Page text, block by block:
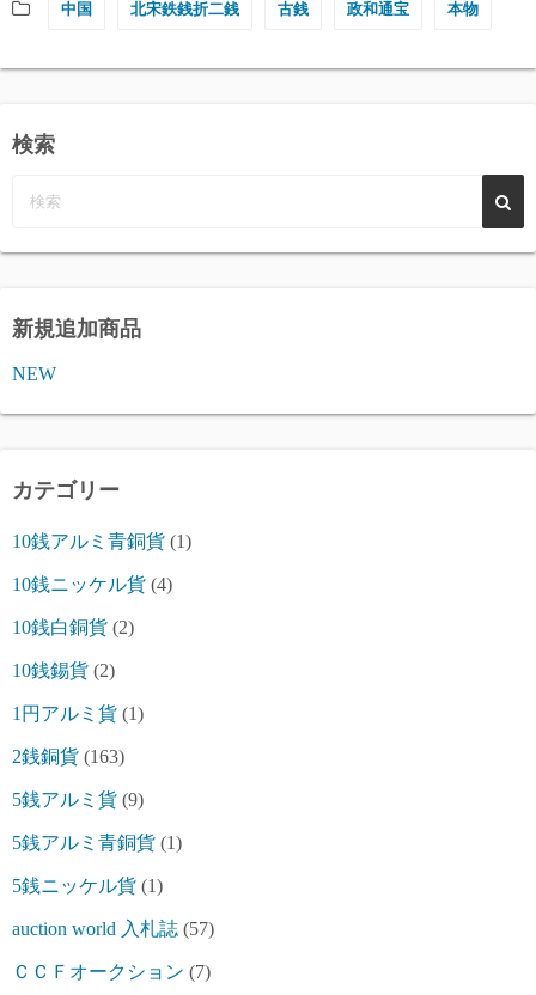
中国 北宋鉄銭折二銭 古銭 政和通宝 本物
検索
新規追加商品
NEW
カテゴリー
10銭アルミ青銅貨 (1)
10銭ニッケル貨 (4)
10銭白銅貨 (2)
10銭錫貨 (2)
1円アルミ貨 (1)
2銭銅貨 (163)
5銭アルミ貨 (9)
5銭アルミ青銅貨 (1)
5銭ニッケル貨 (1)
auction world 入札誌 (57)
ＣＣＦオークション (7)